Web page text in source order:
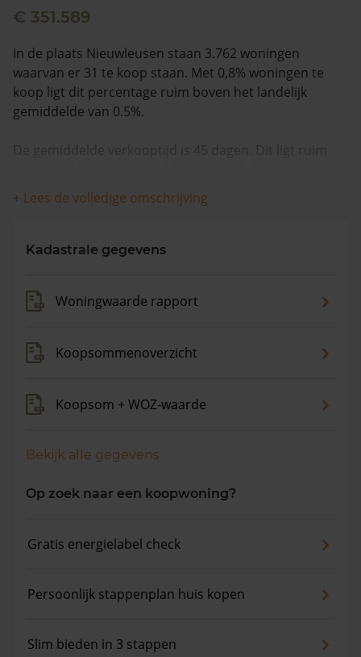
€ 351.589
In de plaats Nieuwleusen staan 3.762 woningen
waarvan er 31 te koop staan. Met 0,8% woningen te
koop ligt dit percentage ruim boven het landelijk
gemiddelde van 0.5%.
De gemiddelde verkooptijd is 45 dagen. Dit ligt ruim
Wanneer we naar de laatste 12 maanden kijken
verkocht. De gemiddelde huizenprijs is €519.017. De
gestegen.
+ Lees de volledige omschrijving
Kadastrale gegevens
Woningwaarde rapport
Koopsommenoverzicht
Koopsom + WOZ-waarde
Bekijk alle gegevens
Op zoek naar een koopwoning?
Gratis energielabel check
Persoonlijk stappenplan huis kopen
Slim bieden in 3 stappen